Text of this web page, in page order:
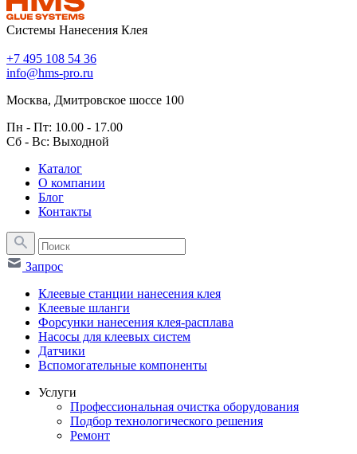
Системы Нанесения Клея
+7 495 108 54 36
info@hms-pro.ru
Москва, Дмитровское шоссе 100
Пн - Пт: 10.00 - 17.00
Сб - Вс: Выходной
Каталог
О компании
Блог
Контакты
Запрос
Клеевые станции нанесения клея
Клеевые шланги
Форсунки нанесения клея-расплава
Насосы для клеевых систем
Датчики
Вспомогательные компоненты
Услуги
Профессиональная очистка оборудования
Подбор технологического решения
Ремонт